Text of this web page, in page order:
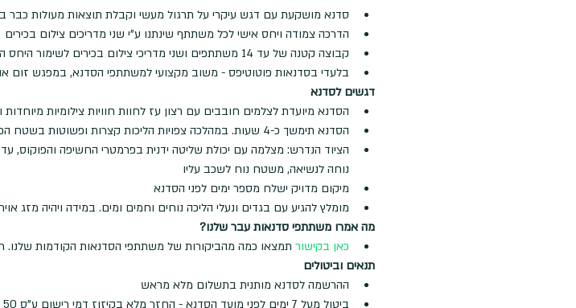
סדנא מושקעת עם דגש עיקרי על תרגול מעשי וקבלת תוצאות מעולות כבר
הדרכה צמודה ויחס אישי לכל משתתף שינתנו ע"י שני מדריכים צילום בכירים
קבוצה קטנה של עד 14 משתתפים ושני מדריכי צילום בכירים לשימור היחס האישי
בלעדי בסדנאות פוטוטיפס - משוב מקצועי למשתתפי הסדנא, במפגש זום
דגשים לסדנא
הסדנא מיועדת לצלמים חובבים עם רצון עז לחוות חוויות צילומיות
הסדנא תימשך כ-4 שעות. במהלכה צפויות הליכות קצרות ופשוטות בשטח הפתוח בין הלוקיישנים עם כל הציוד עלינו
הציוד הנדרש: מצלמה עם יכולת שליטה ידנית בפרמטרי החשיפה
נוחה לנשיאה, משטח נוח לשכב עליו
מיקום מדויק ישלח מספר ימים לפני הסדנא
מומלץ להגיע עם בגדים ונעלי הליכה נוחים וחמים ומים. במידה ויהיה מזג
מה אמרו משתתפי סדנאות עבר שלנו?
כאן בקישור תמצאו כמה מהביקורות של משתתפי הסדנאות הקודמות שלנו.
תנאים וביטולים
ההרשמה לסדנא מותנית בתשלום מלא מראש
ביטול מעל 7 ימים לפני מועד הסדנא - החזר מלא בקיזוז דמי רישום ע"ס 50 ש"ח